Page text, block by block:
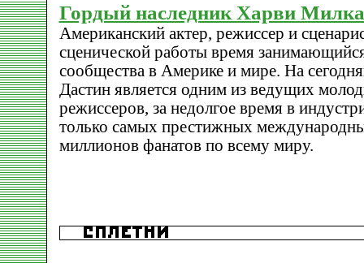
Гордый наследник Харви Милка
Американский актер, режиссер и
сценической работы время
сообщества в Америке и мире. На
Дастин является одним из ведущих
режиссеров, за недолгое время в
только самых престижных
миллионов фанатов по всему миру.